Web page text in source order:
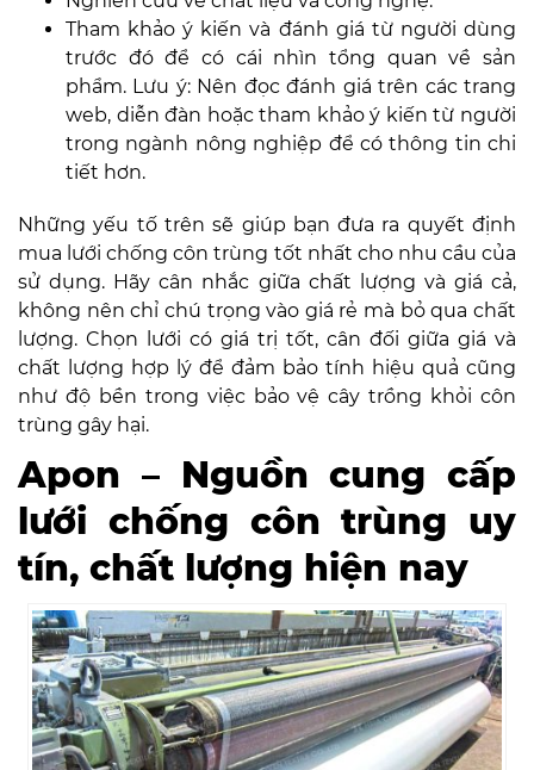
Tham khảo ý kiến và đánh giá từ người dùng
trước đó để có cái nhìn tổng quan về sản
phẩm. Lưu ý: Nên đọc đánh giá trên các trang
web, diễn đàn hoặc tham khảo ý kiến từ người
trong ngành nông nghiệp để có thông tin chi
tiết hơn.
Những yếu tố trên sẽ giúp bạn đưa ra quyết định
mua lưới chống côn trùng tốt nhất cho nhu cầu của
sử dụng. Hãy cân nhắc giữa chất lượng và giá cả,
không nên chỉ chú trọng vào giá rẻ mà bỏ qua chất
lượng. Chọn lưới có giá trị tốt, cân đối giữa giá và
chất lượng hợp lý để đảm bảo tính hiệu quả cũng
như độ bền trong việc bảo vệ cây trồng khỏi côn
trùng gây hại.
Apon – Nguồn cung cấp
lưới chống côn trùng uy
tín, chất lượng hiện nay